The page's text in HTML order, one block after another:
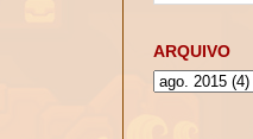
ARQUIVO